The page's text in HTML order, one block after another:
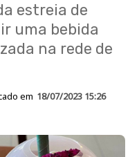
estreia de
uma bebida
na rede de
em 18/07/2023 15:26